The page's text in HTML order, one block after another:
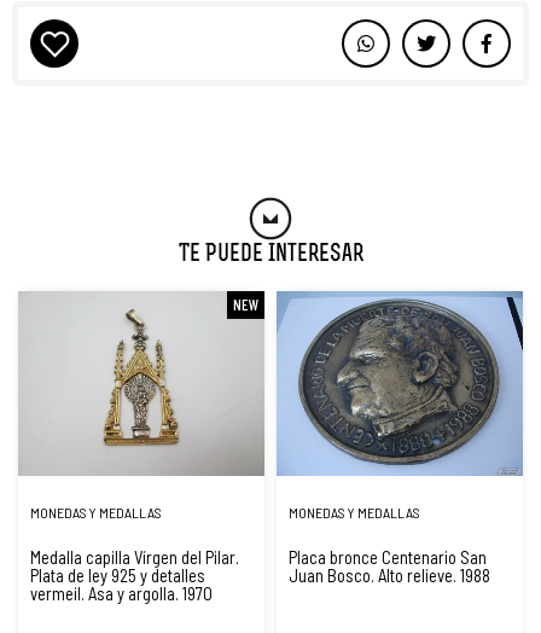
Te Puede Interesar
NEW
MONEDAS Y MEDALLAS
Medalla capilla Vírgen del Pilar.
Plata de ley 925 y detalles
vermeil. Asa y argolla. 1970
MONEDAS Y MEDALLAS
Placa bronce Centenario San
Juan Bosco. Alto relieve. 1988